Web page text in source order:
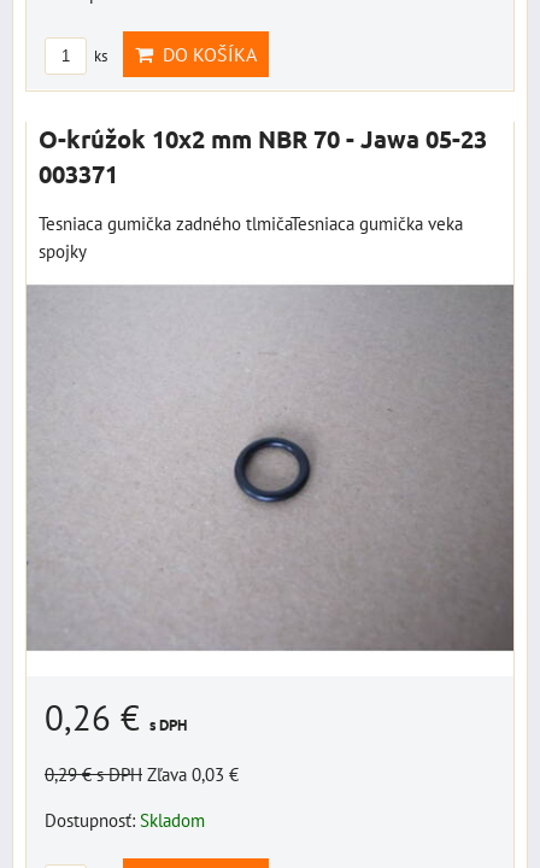
ks DO KOŠÍKA
O-krúžok 10x2 mm NBR 70 - Jawa 05-23
003371
Tesniaca gumička zadného tlmičaTesniaca gumička veka
spojky
0,26 € s DPH
0,29 €s DPH Zľava 0,03 €
Dostupnosť: Skladom